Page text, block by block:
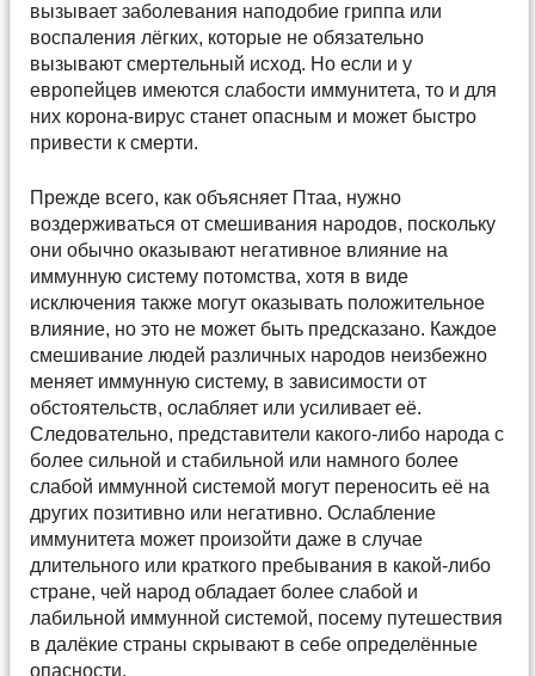
вызывает заболевания наподобие гриппа или
воспаления лёгких, которые не обязательно
вызывают смертельный исход. Но если и у
европейцев имеются слабости иммунитета, то и для
них корона-вирус станет опасным и может быстро
привести к смерти.
Прежде всего, как объясняет Птаа, нужно
воздерживаться от смешивания народов, поскольку
они обычно оказывают негативное влияние на
иммунную систему потомства, хотя в виде
исключения также могут оказывать положительное
влияние, но это не может быть предсказано. Каждое
смешивание людей различных народов неизбежно
меняет иммунную систему, в зависимости от
обстоятельств, ослабляет или усиливает её.
Следовательно, представители какого-либо народа с
более сильной и стабильной или намного более
слабой иммунной системой могут переносить её на
других позитивно или негативно. Ослабление
иммунитета может произойти даже в случае
длительного или краткого пребывания в какой-либо
стране, чей народ обладает более слабой и
лабильной иммунной системой, посему путешествия
в далёкие страны скрывают в себе определённые
опасности.